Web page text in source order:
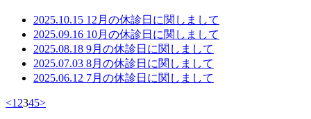
2025.10.15 12月の休診日に関しまして
2025.09.16 10月の休診日に関しまして
2025.08.18 9月の休診日に関しまして
2025.07.03 8月の休診日に関しまして
2025.06.12 7月の休診日に関しまして
<1 2345>